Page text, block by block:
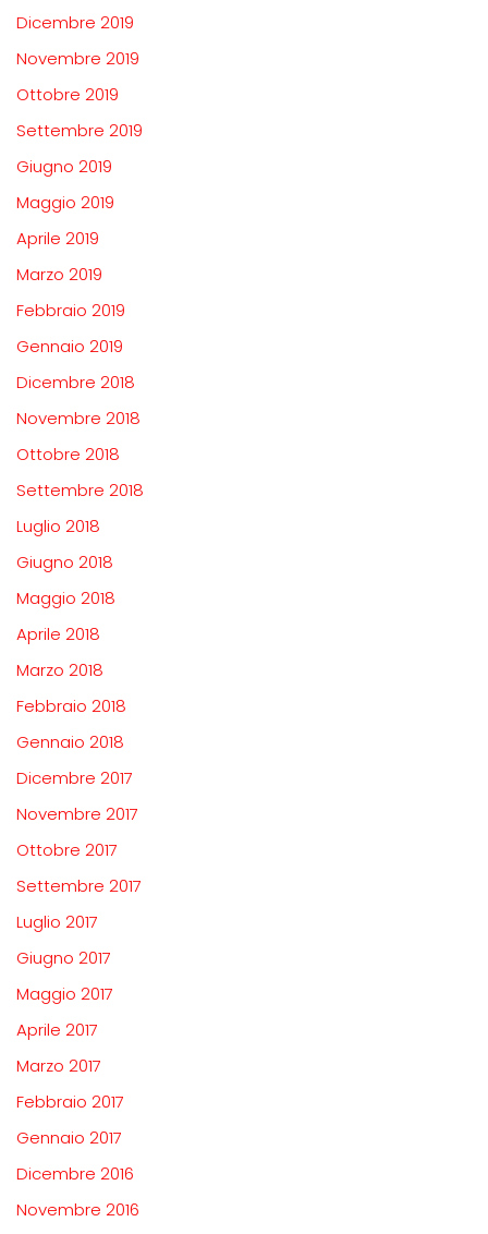
Dicembre 2019
Novembre 2019
Ottobre 2019
Settembre 2019
Giugno 2019
Maggio 2019
Aprile 2019
Marzo 2019
Febbraio 2019
Gennaio 2019
Dicembre 2018
Novembre 2018
Ottobre 2018
Settembre 2018
Luglio 2018
Giugno 2018
Maggio 2018
Aprile 2018
Marzo 2018
Febbraio 2018
Gennaio 2018
Dicembre 2017
Novembre 2017
Ottobre 2017
Settembre 2017
Luglio 2017
Giugno 2017
Maggio 2017
Aprile 2017
Marzo 2017
Febbraio 2017
Gennaio 2017
Dicembre 2016
Novembre 2016